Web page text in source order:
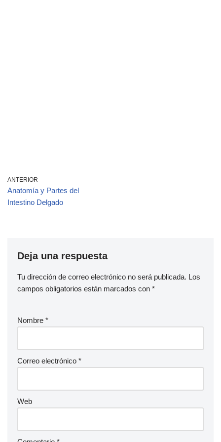
ANTERIOR
Anatomía y Partes del
Intestino Delgado
Deja una respuesta
Tu dirección de correo electrónico no será publicada. Los
campos obligatorios están marcados con *
Nombre *
Correo electrónico *
Web